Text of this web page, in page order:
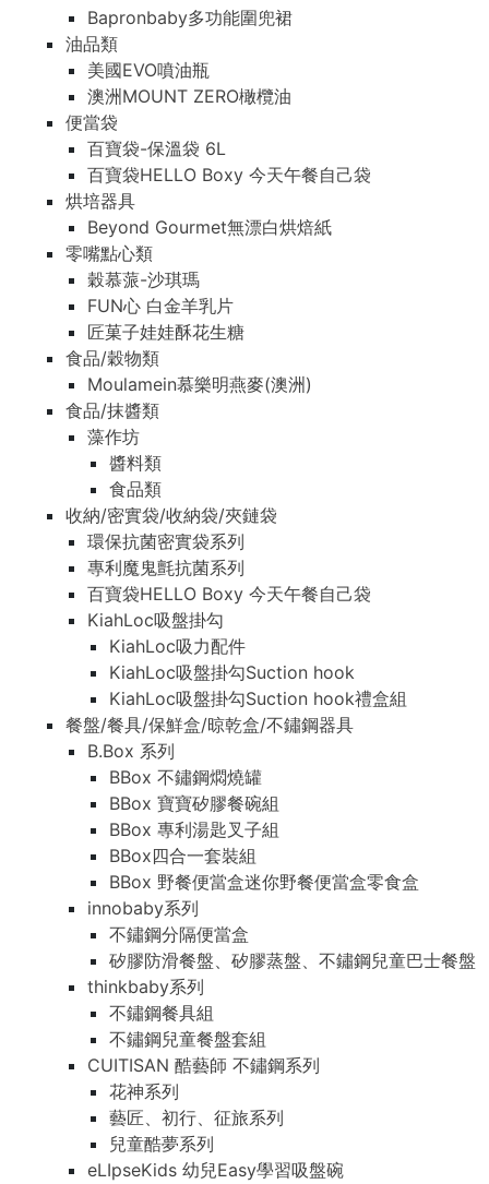
Bapronbaby多功能圍兜裙
油品類
美國EVO噴油瓶
澳洲MOUNT ZERO橄欖油
便當袋
百寶袋-保溫袋 6L
百寶袋HELLO Boxy 今天午餐自己袋
烘培器具
Beyond Gourmet無漂白烘焙紙
零嘴點心類
穀慕蒎-沙琪瑪
FUN心 白金羊乳片
匠菓子娃娃酥花生糖
食品/穀物類
Moulamein慕樂明燕麥(澳洲)
食品/抹醬類
藻作坊
醬料類
食品類
收納/密實袋/收納袋/夾鏈袋
環保抗菌密實袋系列
專利魔鬼氈抗菌系列
百寶袋HELLO Boxy 今天午餐自己袋
KiahLoc吸盤掛勾
KiahLoc吸力配件
KiahLoc吸盤掛勾Suction hook
KiahLoc吸盤掛勾Suction hook禮盒組
餐盤/餐具/保鮮盒/晾乾盒/不鏽鋼器具
B.Box 系列
BBox 不鏽鋼燜燒罐
BBox 寶寶矽膠餐碗組
BBox 專利湯匙叉子組
BBox四合一套裝組
BBox 野餐便當盒迷你野餐便當盒零食盒
innobaby系列
不鏽鋼分隔便當盒
矽膠防滑餐盤、矽膠蒸盤、不鏽鋼兒童巴士餐盤
thinkbaby系列
不鏽鋼餐具組
不鏽鋼兒童餐盤套組
CUITISAN 酷藝師 不鏽鋼系列
花神系列
藝匠、初行、征旅系列
兒童酷夢系列
eLIpseKids 幼兒Easy學習吸盤碗